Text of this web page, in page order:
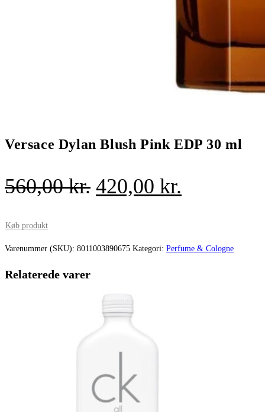
Versace Dylan Blush Pink EDP 30 ml
560,00kr. Den
var:
420,00 kr.
er:
Køb produkt
Varenummer (SKU): 8011003890675 Kategori: Perfume & Cologne
Relaterede varer